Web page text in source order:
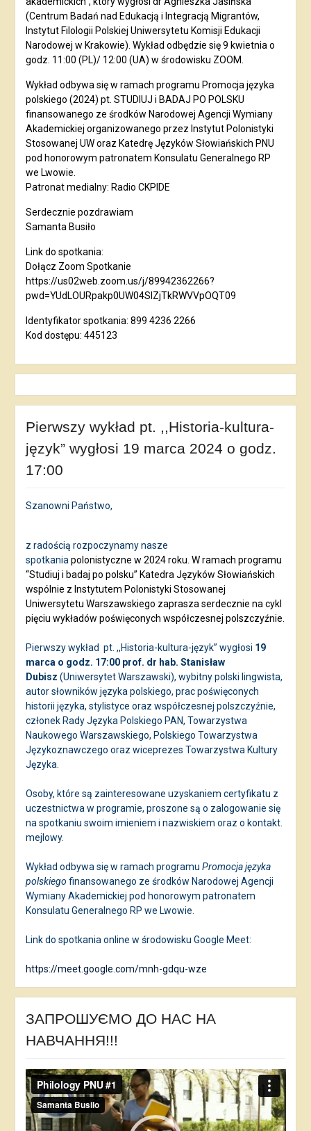
(Centrum Badań nad Edukacją i Integracją Migrantów,
Instytut Filologii Polskiej Uniwersytetu Komisji Edukacji
Narodowej w Krakowie). Wykład odbędzie się 9 kwietnia o
godz. 11:00 (PL)/ 12:00 (UA) w środowisku ZOOM.
Wykład odbywa się w ramach programu Promocja języka
polskiego (2024) pt. STUDIUJ i BADAJ PO POLSKU
finansowanego ze środków Narodowej Agencji Wymiany
Akademickiej organizowanego przez Instytut Polonistyki
Stosowanej UW oraz Katedrę Języków Słowiańskich PNU
pod honorowym patronatem Konsulatu Generalnego RP
we Lwowie.
Patronat medialny: Radio CKPIDE
Serdecznie pozdrawiam
Samanta Busiło
Link do spotkania:
Dołącz Zoom Spotkanie
https://us02web.zoom.us/j/89942362266?
pwd=YUdLOURpakp0UW04SlZjTkRWVVpOQT09
Identyfikator spotkania: 899 4236 2266
Kod dostępu: 445123
Pierwszy wykład pt. ,,Historia-kultura-
język” wygłosi 19 marca 2024 o godz.
17:00
Szanowni Państwo,
z radością rozpoczynamy nasze
spotkaniapolonistyczne w 2024 roku. W ramach programu
“Studiuj i badaj po polsku” Katedra Języków Słowiańskich
wspólnie z Instytutem Polonistyki Stosowanej
Uniwersytetu Warszawskiego zaprasza serdecznie na cykl
pięciu wykładów poświęconych współczesnej polszczyźnie.
Pierwszy wykład pt. ,,Historia-kultura-język” wygłosi 19
marca o godz. 17:00 prof. dr hab. Stanisław
Dubisz (Uniwersytet Warszawski), wybitny polski lingwista,
autor słowników języka polskiego, prac poświęconych
historii języka, stylistyce oraz współczesnej polszczyźnie,
członek Rady Języka Polskiego PAN, Towarzystwa
Naukowego Warszawskiego, Polskiego Towarzystwa
Językoznawczego oraz wiceprezes Towarzystwa Kultury
Języka.
Osoby, które są zainteresowane uzyskaniem certyfikatu z
uczestnictwa w programie, proszone są o zalogowanie się
na spotkaniu swoim imieniem i nazwiskiem oraz o kontakt.
mejlowy.
Wykład odbywa się w ramach programu Promocja języka
polskiego finansowanego ze środków Narodowej Agencji
Wymiany Akademickiej pod honorowym patronatem
Konsulatu Generalnego RP we Lwowie.
Link do spotkania online w środowisku Google Meet:
https://meet.google.com/mnh-gdqu-wze
ЗАПРОШУЄМО ДО НАС НА
НАВЧАННЯ!!!
Відеопрогравач